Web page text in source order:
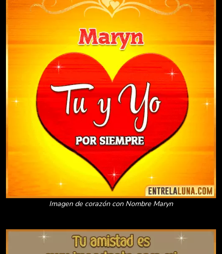
Imagen de corazón con Nombre Maryn